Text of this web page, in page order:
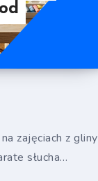
zajęciach z gliny
słucha…